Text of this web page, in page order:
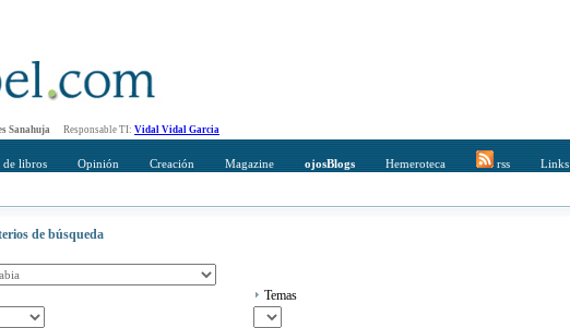
Sanahuja Responsable TI: Vidal Vidal Garcia
de libros Opinión Creación Magazine ojosBlogs Hemeroteca rss Links
de búsqueda
Temas